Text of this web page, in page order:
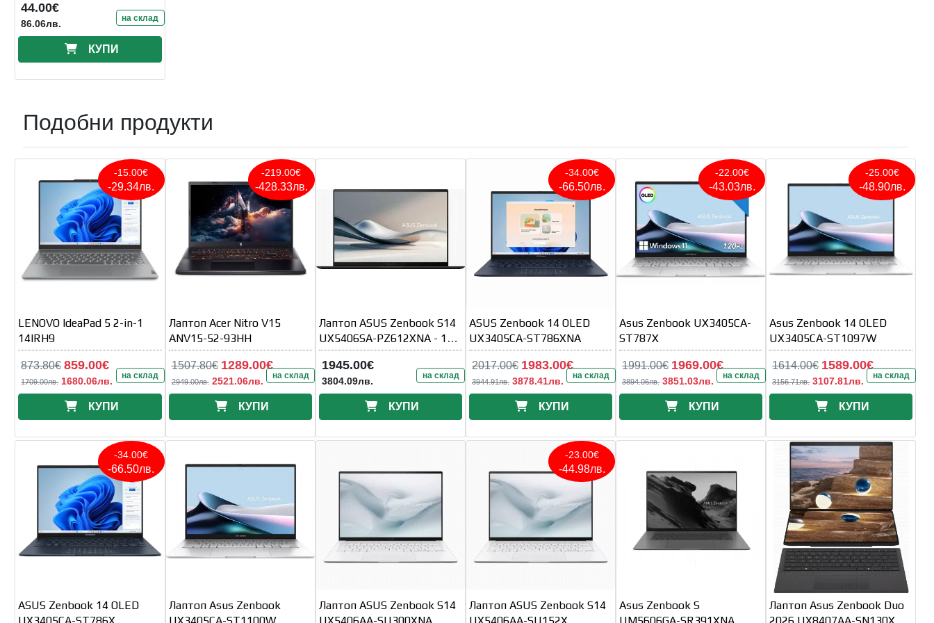
44.00€
86.06лв. на склад
КУПИ
Подобни продукти
-15.00€
-29.34лв.
LENOVO IdeaPad 5 2-in-1
14IRH9
873.80€ 859.00€
1709.00лв. 1680.06лв. на склад
КУПИ
-219.00€
-428.33лв.
Лаптоп Acer Nitro V15
ANV15-52-93HH
1507.80€ 1289.00€
2949.00лв. 2521.06лв. на склад
КУПИ
Лаптоп ASUS Zenbook S14
UX5406SA-PZ612XNA - 14"
OLED 2.8K Touch
1945.00€
3804.09лв. на склад
КУПИ
-34.00€
-66.50лв.
ASUS Zenbook 14 OLED
UX3405CA-ST786XNA
2017.00€ 1983.00€
3944.91лв. 3878.41лв. на склад
КУПИ
-22.00€
-43.03лв.
Asus Zenbook UX3405CA-
ST787X
1991.00€ 1969.00€
3894.06лв. 3851.03лв. на склад
КУПИ
-25.00€
-48.90лв.
Asus Zenbook 14 OLED
UX3405CA-ST1097W
1614.00€ 1589.00€
3156.71лв. 3107.81лв. на склад
КУПИ
-34.00€
-66.50лв.
ASUS Zenbook 14 OLED
Лаптоп Asus Zenbook
Лаптоп ASUS Zenbook S14
-23.00€
-44.98лв.
Лаптоп ASUS Zenbook S14
Asus Zenbook S
Лаптоп Asus Zenbook Duo